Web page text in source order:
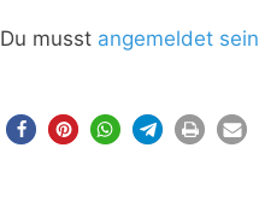
Du musst angemeldet sein